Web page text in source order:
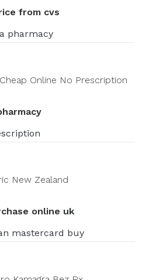
from cvs
pharmacy
Online No Prescription
New Zealand
online uk
mastercard buy